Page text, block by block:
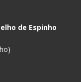
de Espinho